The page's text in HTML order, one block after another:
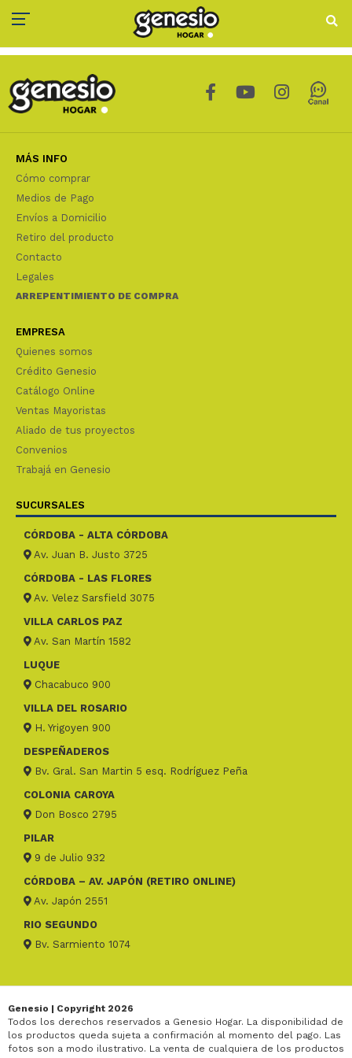
MÁS INFO
Cómo comprar
Medios de Pago
Envíos a Domicilio
Retiro del producto
Contacto
Legales
ARREPENTIMIENTO DE COMPRA
EMPRESA
Quienes somos
Crédito Genesio
Catálogo Online
Ventas Mayoristas
Aliado de tus proyectos
Convenios
Trabajá en Genesio
SUCURSALES
CÓRDOBA - ALTA CÓRDOBA
Av. Juan B. Justo 3725
CÓRDOBA - LAS FLORES
Av. Velez Sarsfield 3075
VILLA CARLOS PAZ
Av. San Martín 1582
LUQUE
Chacabuco 900
VILLA DEL ROSARIO
H. Yrigoyen 900
DESPEÑADEROS
Bv. Gral. San Martin 5 esq. Rodríguez Peña
COLONIA CAROYA
Don Bosco 2795
PILAR
9 de Julio 932
CÓRDOBA – AV. JAPÓN (RETIRO ONLINE)
Av. Japón 2551
RIO SEGUNDO
Bv. Sarmiento 1074
Genesio | Copyright 2026
Todos los derechos reservados a Genesio Hogar. La disponibilidad de
los productos queda sujeta a confirmación al momento del pago. Las
fotos son a modo ilustrativo. La venta de cualquiera de los productos